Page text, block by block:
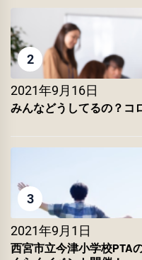
2
2021年9月16日
みんなどうしてるの？コ
3
2021年9月1日
西宮市立今津小学校PTA